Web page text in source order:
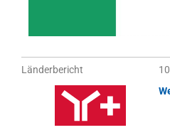
Länderbericht